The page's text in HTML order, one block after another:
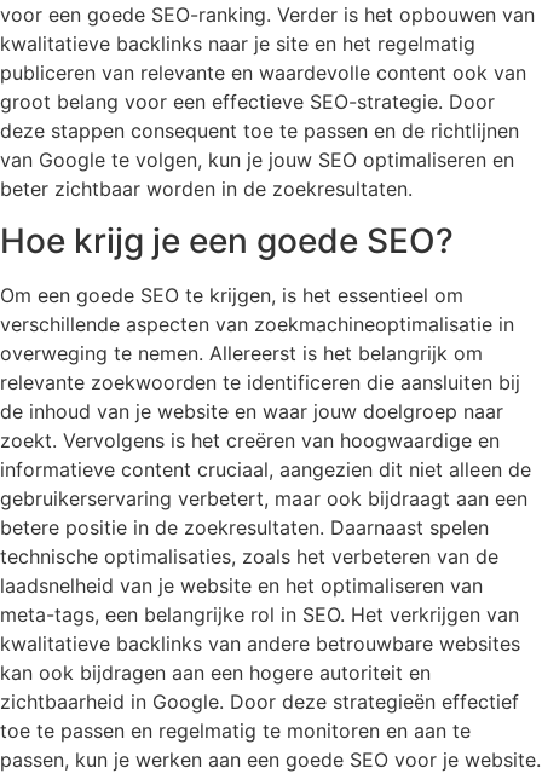
voor een goede SEO-ranking. Verder is het opbouwen van
kwalitatieve backlinks naar je site en het regelmatig
publiceren van relevante en waardevolle content ook van
groot belang voor een effectieve SEO-strategie. Door
deze stappen consequent toe te passen en de richtlijnen
van Google te volgen, kun je jouw SEO optimaliseren en
beter zichtbaar worden in de zoekresultaten.
Hoe krijg je een goede SEO?
Om een goede SEO te krijgen, is het essentieel om
verschillende aspecten van zoekmachineoptimalisatie in
overweging te nemen. Allereerst is het belangrijk om
relevante zoekwoorden te identificeren die aansluiten bij
de inhoud van je website en waar jouw doelgroep naar
zoekt. Vervolgens is het creëren van hoogwaardige en
informatieve content cruciaal, aangezien dit niet alleen de
gebruikerservaring verbetert, maar ook bijdraagt aan een
betere positie in de zoekresultaten. Daarnaast spelen
technische optimalisaties, zoals het verbeteren van de
laadsnelheid van je website en het optimaliseren van
meta-tags, een belangrijke rol in SEO. Het verkrijgen van
kwalitatieve backlinks van andere betrouwbare websites
kan ook bijdragen aan een hogere autoriteit en
zichtbaarheid in Google. Door deze strategieën effectief
toe te passen en regelmatig te monitoren en aan te
passen, kun je werken aan een goede SEO voor je website.